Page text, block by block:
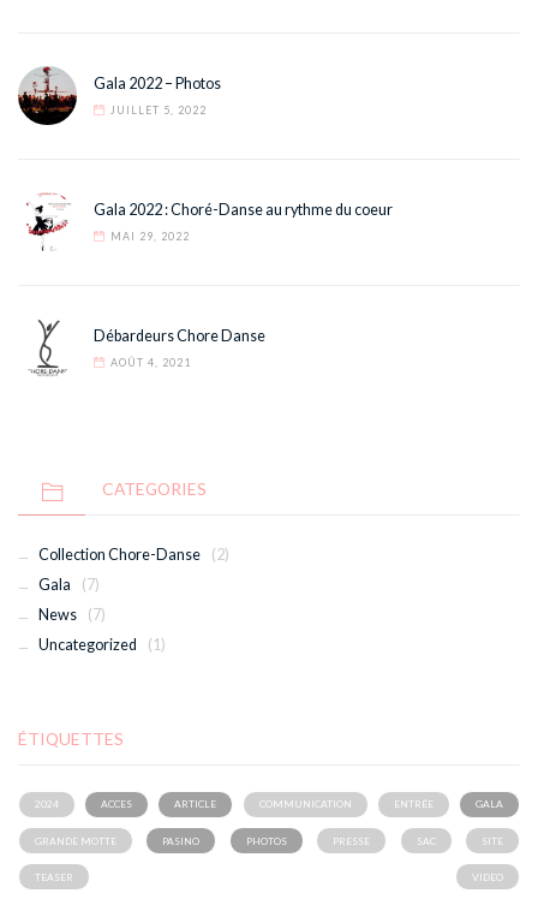
Gala 2022 – Photos
JUILLET 5, 2022
Gala 2022 : Choré-Danse au rythme du coeur
MAI 29, 2022
Débardeurs Chore Danse
AOÛT 4, 2021
CATEGORIES
Collection Chore-Danse
(2)
Gala
(7)
News
(7)
Uncategorized
(1)
ÉTIQUETTES
2024 ACCES ARTICLE COMMUNICATION ENTRÉE GALA
GRANDE MOTTE PASINO PHOTOS PRESSE SAC SITE
TEASER VIDEO